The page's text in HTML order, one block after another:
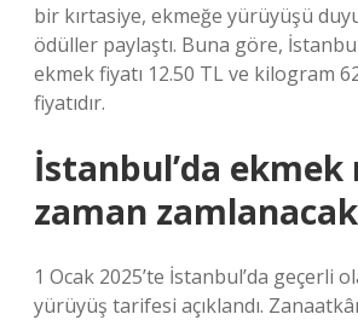
bir kırtasiye, ekmeğe yürüyüşü
ödüller paylaştı. Buna göre,
ekmek fiyatı 12.50 TL ve kilogram
fiyatıdır.
İstanbul’da ekmek
zaman
1 Ocak 2025’te İstanbul’da geçerli
yürüyüş tarifesi açıklandı.